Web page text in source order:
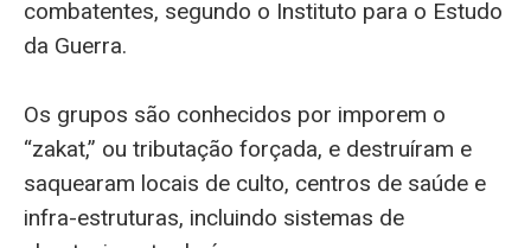
combatentes, segundo o Instituto para o Estudo
da Guerra.
Os grupos são conhecidos por imporem o
“zakat,” ou tributação forçada, e destruíram e
saquearam locais de culto, centros de saúde e
infra-estruturas, incluindo sistemas de